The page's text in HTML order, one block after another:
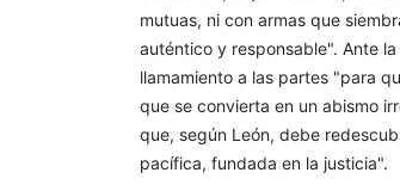
mutuas, ni con armas que
auténtico y responsable". Ante
llamamiento a las partes "para
que se convierta en un abismo
que, según León, debe
pacífica, fundada en la justicia".